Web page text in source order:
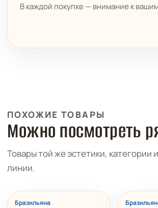
В каждой покупке — внимание к
ПОХОЖИЕ ТОВАРЫ
Можно посмотреть
Товары той же эстетики, категории
линии.
Бразильяна